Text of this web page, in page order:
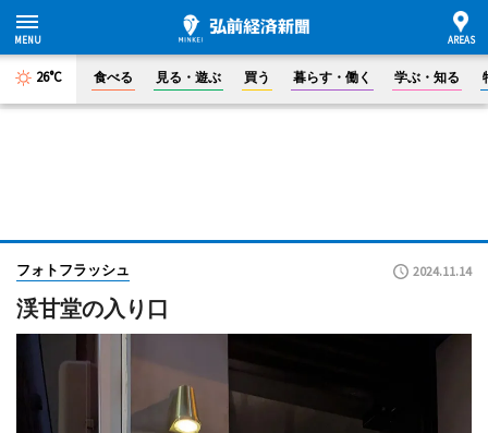
26°C 食べる 見る・遊ぶ 買う 暮らす・働く 学ぶ・知る
フォトフラッシュ 2024.11.14
渓甘堂の入り口